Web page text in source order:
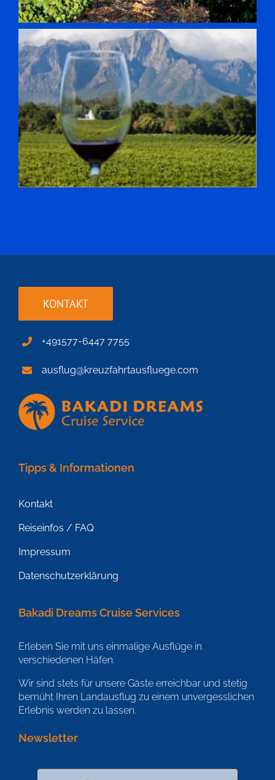
KONTAKT
+491577-6447 7755
ausflug@kreuzfahrtausfluege.com
Tipps & Informationen
Kontakt
Reiseinfos / FAQ
Impressum
Datenschutzerklärung
Bakadi Dreams Cruise Services
Erleben Sie mit uns einmalige Ausflüge in
verschiedenen Häfen.
Wir sind stets für unsere Gäste erreichbar und stetig
bemüht Ihren Landausflug zu einem unvergesslichen
Erlebnis werden zu lassen.
Newsletter